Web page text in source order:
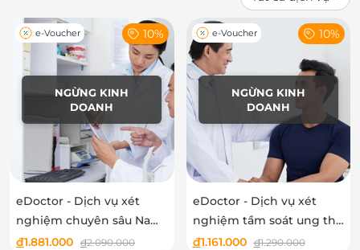
NGỪNG KINH
DOANH
e-Voucher 10%
eDoctor - Dịch vụ xét
nghiệm chuyên sâu Nam
hoặc Nữ tại nhà - Áp
đ1.881.000 đ2.090.000
NGỪNG KINH
DOANH
e-Voucher 10%
eDoctor - Dịch vụ xét
nghiệm tầm soát ung thư
tại nhà - Áp dụng tại Hồ
đ1.161.000 đ1.290.000